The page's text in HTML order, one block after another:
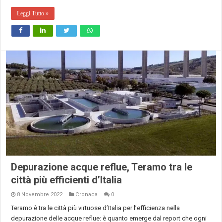
Leggi Tutto »
Depurazione acque reflue, Teramo tra le
città più efficienti d’Italia
8 Novembre 2022 Cronaca 0
Teramo è tra le città più virtuose d’Italia per l’efficienza nella
depurazione delle acque reflue: è quanto emerge dal report che ogni